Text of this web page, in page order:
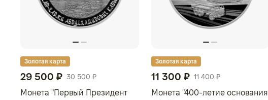
Золотая карта
29 500 ₽ 30 500 ₽
Монета "Первый Президент
Золотая карта
11 300 ₽ 11 400 ₽
Монета "400-летие основания